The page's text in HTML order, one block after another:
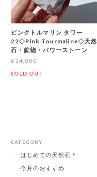
ピンクトルマリン タワー
22◇Pink Tourmaline◇天然
石・鉱物・パワーストーン
¥14,000
SOLD OUT
CATEGORY
はじめての天然石＊
今月のおすすめ